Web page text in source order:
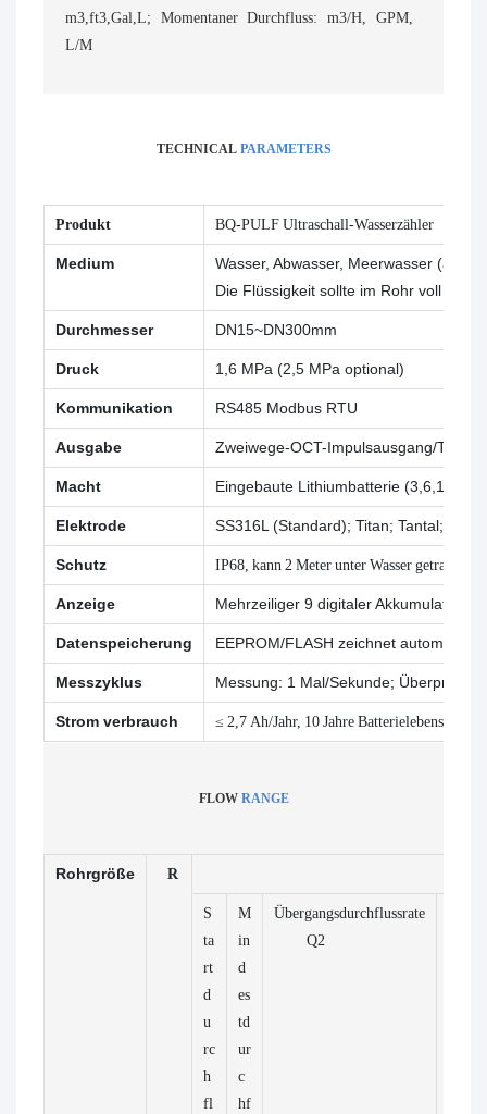
m3,ft3,Gal,L; Momentaner Durchfluss: m3/H, GPM,
L/M
TECHNICAL PARAMETERS
Produkt BQ-PULF Ultraschall-Wasserzähler
Medium
Wasser, Abwasser, Meerwasser
Die Flüssigkeit sollte im Rohr voll sein.
Durchmesser DN15~DN300mm
Druck 1,6 MPa (2,5 MPa optional)
Kommunikation RS485 Modbus RTU
Ausgabe Zweiwege-OCT-Impulsausgang/TTL-
Macht Eingebaute Lithiumbatterie (3,6,19
Elektrode SS316L (Standard); Titan; Tantal;
Schutz IP68, kann 2 Meter unter Wasser getragen
Anzeige Mehrzeiliger 9 digitaler
Datenspeicherung EEPROM/FLASH zeichnet
Messzyklus Messung: 1 Mal/Sekunde;
Strom verbrauch ≤ 2,7 Ah/Jahr, 10 Jahre Batterielebensdauer
FLOW RANGE
Rohrgröße R
S
ta
rt
d
u
rc
h
fl
M
in
d
es
td
ur
c
hf
Übergangsdurchflussrate
Q2